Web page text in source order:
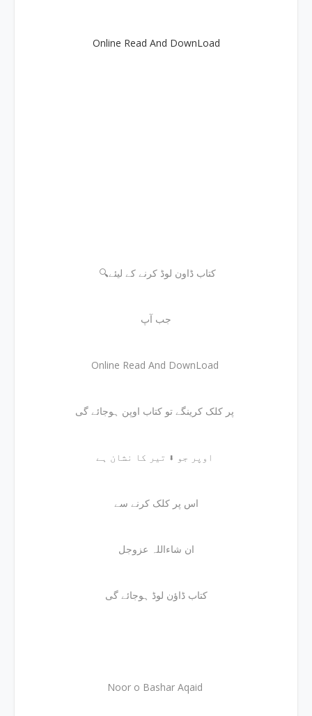
Online Read And DownLoad
🔍کتاب ڈاون لوڈ کرنے کے لیئے
جب آپ
Online Read And DownLoad
اس پر کلک کرنے سے
ان شاءاللہ عزوجل
کتاب ڈاؤن لوڈ ہوجائے گی
Noor o Bashar Aqaid